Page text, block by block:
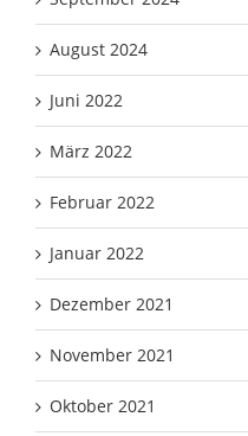
August 2024
Juni 2022
März 2022
Februar 2022
Januar 2022
Dezember 2021
November 2021
Oktober 2021